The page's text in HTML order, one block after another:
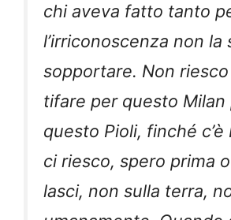
chi aveva fatto tanto
l’irriconoscenza non la
sopportare. Non
tifare per questo Milan
questo Pioli, finché c’è
ci riesco, spero prima
lasci, non sulla terra,